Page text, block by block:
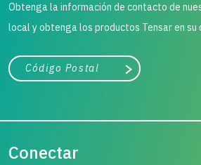
Obtenga la información de contacto de
local y obtenga los productos Tensar en su
Ciudad, estado o código postal
Buscar
Conectar